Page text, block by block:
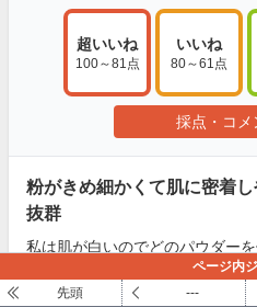
超いいね
100～81点
いいね
80～61点
採点・コメ
粉がきめ細かくて肌に密着
抜群
私は肌が白いのでどのパウダー
見えてしまうのが悩みでした。
が他の人に比べめ目立つ為、カ
ページ内
先頭
---